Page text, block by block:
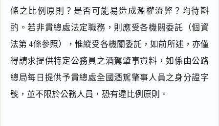
條之比例原則？是否可能易造成濫權流弊？均待斟
酌。若非貴總處法定職務，則應受各機關委託（個資
法第 4條參照），惟縱受各機關委託，如前所述，亦僅
得請求提供特定公務員之酒駕肇事資料，如係由公路
總局每日提供予貴總處全國酒駕肇事人員之身分證字
號，並不限於公務人員，恐有違比例原則。
、
5
、
、
1
條